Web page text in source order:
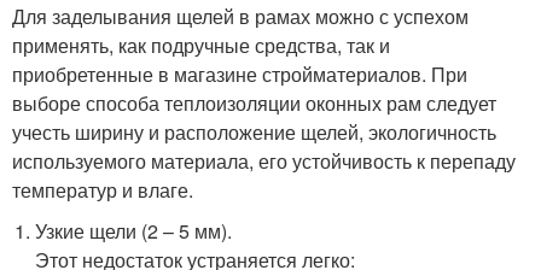
Для заделывания щелей в рамах можно с успехом
применять, как подручные средства, так и
приобретенные в магазине стройматериалов. При
выборе способа теплоизоляции оконных рам следует
учесть ширину и расположение щелей, экологичность
используемого материала, его устойчивость к перепаду
температур и влаге.
Узкие щели (2 – 5 мм).
Этот недостаток устраняется легко: